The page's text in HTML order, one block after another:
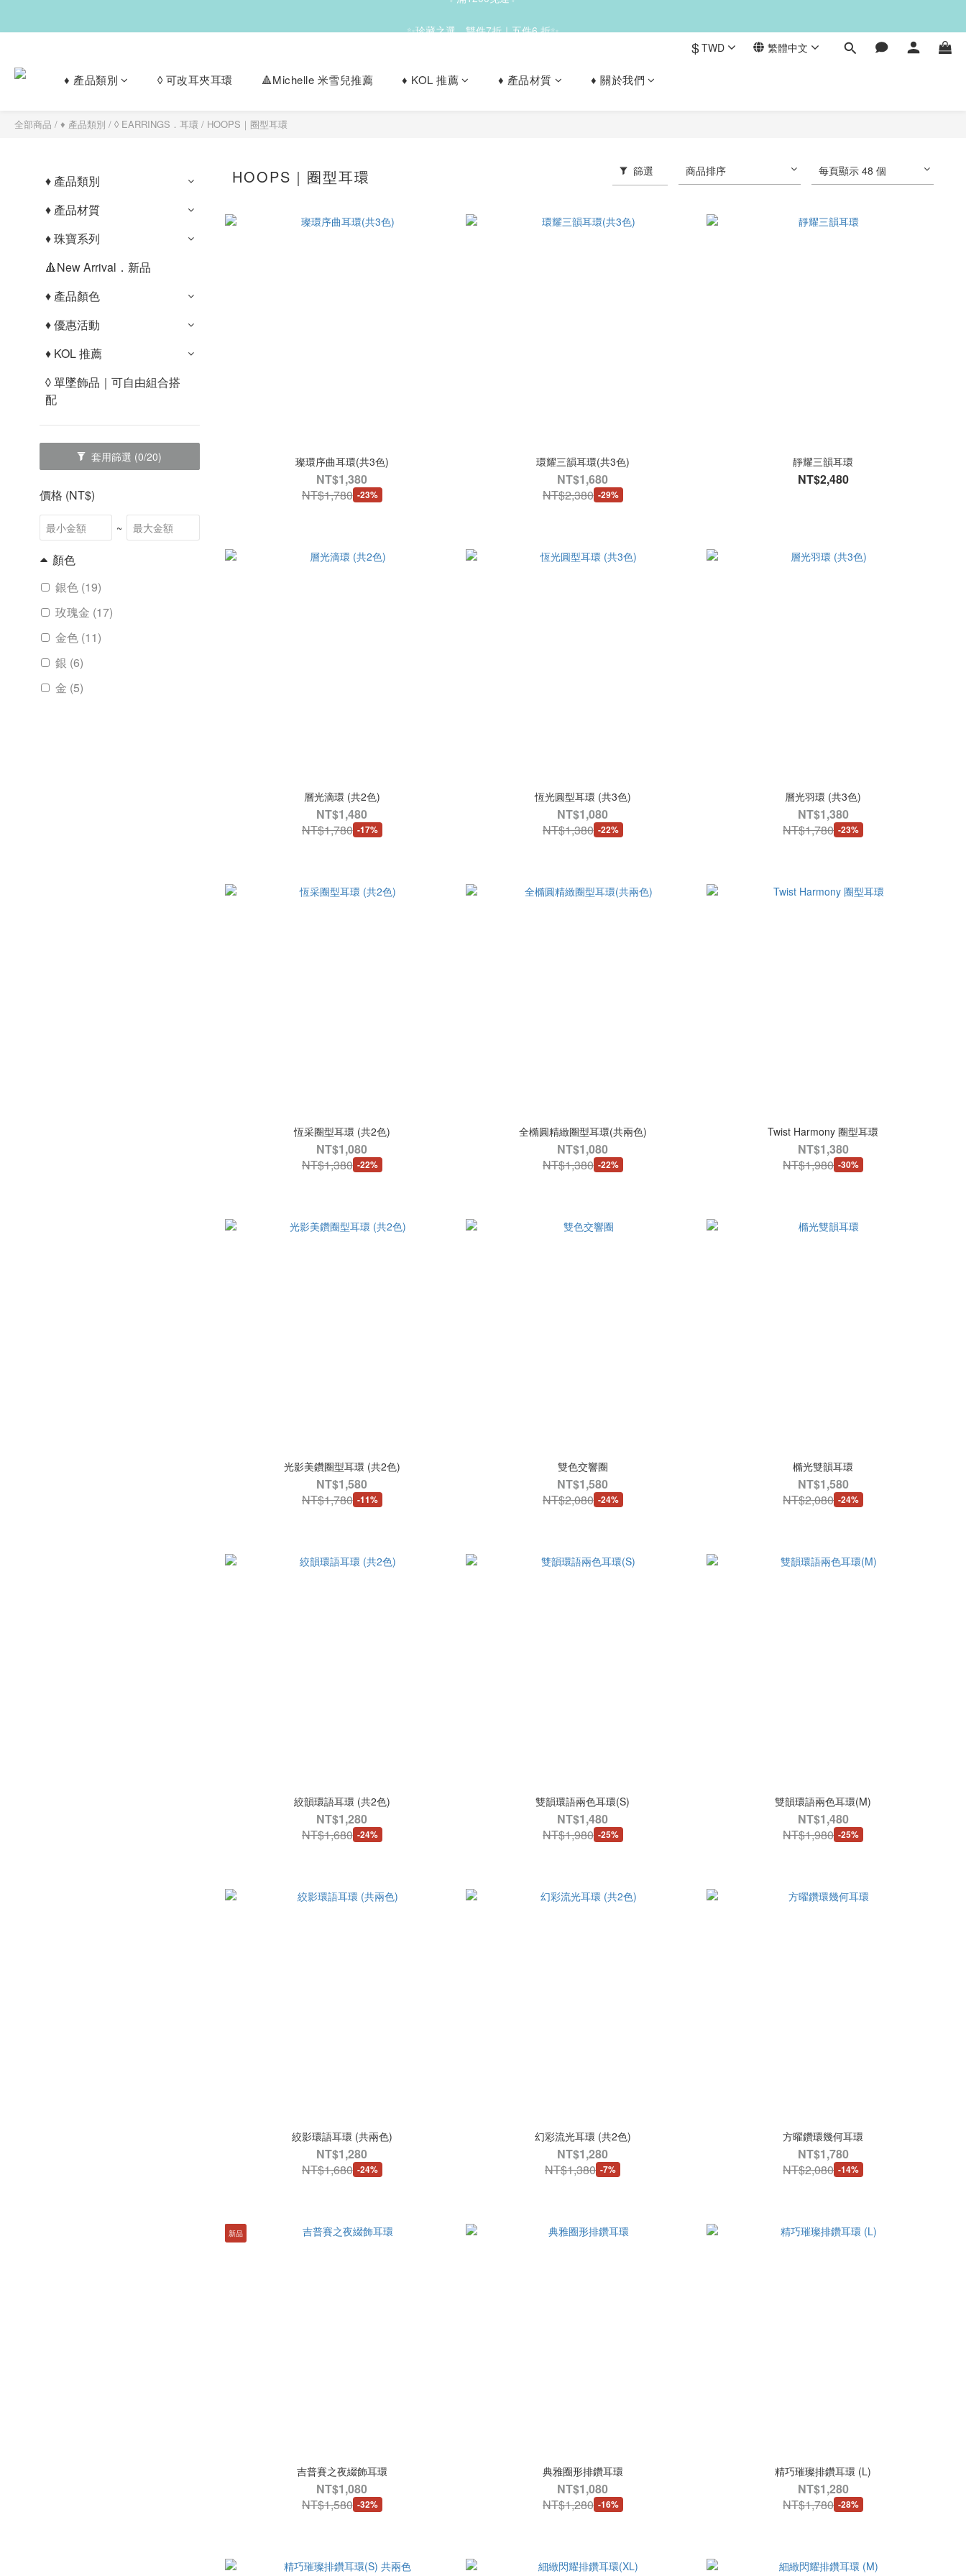
✨滿1200免運✨
$TWD 繁體中文
♦︎ 產品類別 ◊ 可改耳夾耳環 🔺Michelle 米雪兒推薦 ♦︎ KOL 推薦 ♦︎ 產品材質 ♦︎ 關於我們
全部商品 / ♦︎ 產品類別 / ◊ EARRINGS．耳環 / HOOPS｜圈型耳環
♦︎ 產品類別
♦︎ 產品材質
♦︎ 珠寶系列
🔺New Arrival．新品
♦︎ 產品顏色
♦︎ 優惠活動
♦︎ KOL 推薦
◊ 單墜飾品｜可自由組合搭
配
套用篩選 (0/20)
價格 (NT$)
~
顏色
銀色 (19)
玫瑰金 (17)
金色 (11)
銀 (6)
金 (5)
HOOPS｜圈型耳環 篩選 商品排序 每頁顯示 48 個
璨環序曲耳環(共3色)
NT$1,380
NT$1,780 -23%
環耀三韻耳環(共3色)
NT$1,680
NT$2,380 -29%
靜耀三韻耳環
NT$2,480
層光滴環 (共2色)
NT$1,480
NT$1,780 -17%
恆光圓型耳環 (共3色)
NT$1,080
NT$1,380 -22%
層光羽環 (共3色)
NT$1,380
NT$1,780 -23%
恆采圈型耳環 (共2色)
NT$1,080
NT$1,380 -22%
全橢圓精緻圈型耳環(共兩色)
NT$1,080
NT$1,380 -22%
Twist Harmony 圈型耳環
NT$1,380
NT$1,980 -30%
光影美鑽圈型耳環 (共2色)
NT$1,580
NT$1,780 -11%
雙色交響圈
NT$1,580
NT$2,080 -24%
橢光雙韻耳環
NT$1,580
NT$2,080 -24%
絞韻環語耳環 (共2色)
NT$1,280
NT$1,680 -24%
雙韻環語兩色耳環(S)
NT$1,480
NT$1,980 -25%
雙韻環語兩色耳環(M)
NT$1,480
NT$1,980 -25%
絞影環語耳環 (共兩色)
NT$1,280
NT$1,680 -24%
幻彩流光耳環 (共2色)
NT$1,280
NT$1,380 -7%
方曜鑽環幾何耳環
NT$1,780
NT$2,080 -14%
新品
吉普賽之夜綴飾耳環
NT$1,080
NT$1,580 -32%
典雅圈形排鑽耳環
NT$1,080
NT$1,280 -16%
精巧璀璨排鑽耳環 (L)
NT$1,280
NT$1,780 -28%